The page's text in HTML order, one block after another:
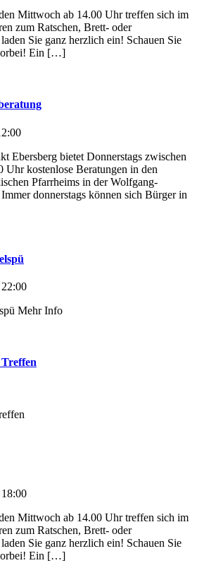
Mittwoch ab 14.00 Uhr treffen sich im
zum Ratschen, Brett- oder
Sie ganz herzlich ein! Schauen Sie
Ein […]
Ebersberg bietet Donnerstags zwischen
Uhr kostenlose Beratungen in den
Pfarrheims in der Wolfgang-
donnerstags können sich Bürger in
22:00
Mehr Info
18:00
Mittwoch ab 14.00 Uhr treffen sich im
zum Ratschen, Brett- oder
Sie ganz herzlich ein! Schauen Sie
Ein […]